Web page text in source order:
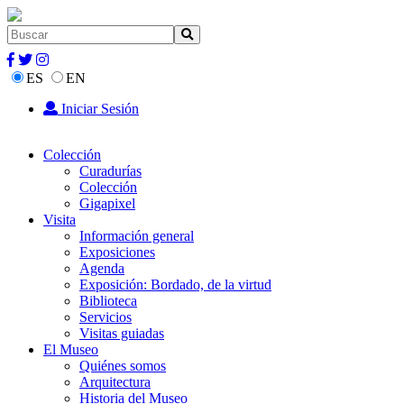
ES
EN
Iniciar Sesión
Colección
Curadurías
Colección
Gigapixel
Visita
Información general
Exposiciones
Agenda
Exposición: Bordado, de la virtud
Biblioteca
Servicios
Visitas guiadas
El Museo
Quiénes somos
Arquitectura
Historia del Museo